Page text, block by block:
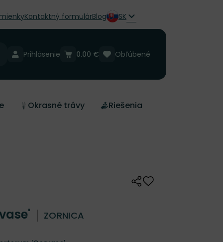
Kontaktný formulárBlog SK
Prihlásenie Obľúbené
0.00 €
Okrasné trávy
Riešenia
ZdieľaťOdober do
ZORNICA